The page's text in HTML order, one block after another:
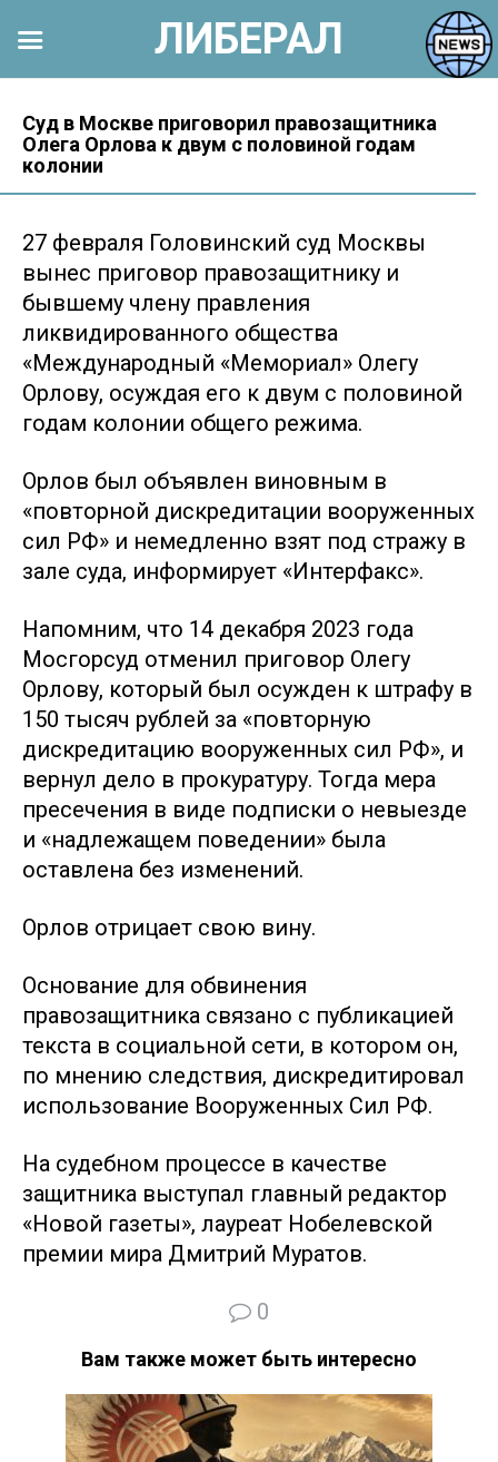
контенту
Суд в Москве приговорил правозащитника
Олега Орлова к двум с половиной годам
колонии
27 февраля Головинский суд Москвы
вынес приговор правозащитнику и
бывшему члену правления
ликвидированного общества
«Международный «Мемориал» Олегу
Орлову, осуждая его к двум с половиной
годам колонии общего режима.
Орлов был объявлен виновным в
«повторной дискредитации вооруженных
сил РФ» и немедленно взят под стражу в
зале суда, информирует «Интерфакс».
Напомним, что 14 декабря 2023 года
Мосгорсуд отменил приговор Олегу
Орлову, который был осужден к штрафу в
150 тысяч рублей за «повторную
дискредитацию вооруженных сил РФ», и
вернул дело в прокуратуру. Тогда мера
пресечения в виде подписки о невыезде
и «надлежащем поведении» была
оставлена без изменений.
Орлов отрицает свою вину.
Основание для обвинения
правозащитника связано с публикацией
текста в социальной сети, в котором он,
по мнению следствия, дискредитировал
использование Вооруженных Сил РФ.
На судебном процессе в качестве
защитника выступал главный редактор
«Новой газеты», лауреат Нобелевской
премии мира Дмитрий Муратов.
0
Вам также может быть интересно
ЛИБЕРАЛ